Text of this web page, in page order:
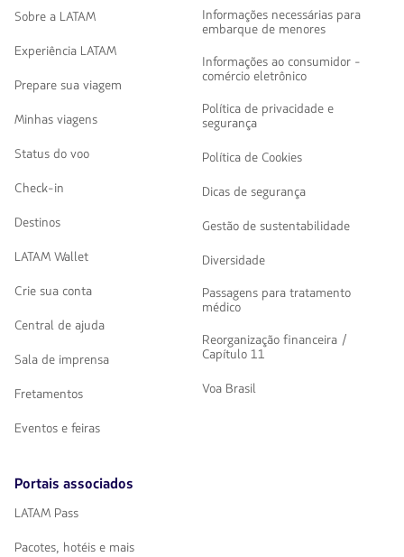
Sobre a LATAM
Experiência LATAM
Prepare sua viagem
Minhas viagens
Status do voo
Check-in
Destinos
LATAM Wallet
Crie sua conta
Central de ajuda
Sala de imprensa
Fretamentos
Eventos e feiras
Informações necessárias para
embarque de menores
Informações ao consumidor -
comércio eletrônico
Política de privacidade e
segurança
Política de Cookies
Dicas de segurança
Gestão de sustentabilidade
Diversidade
Passagens para tratamento
médico
Reorganização financeira /
Capítulo 11
Voa Brasil
Portais associados
LATAM Pass
Pacotes, hotéis e mais